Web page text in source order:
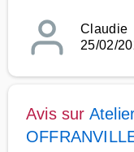
Claudie
25/02/
Avis sur